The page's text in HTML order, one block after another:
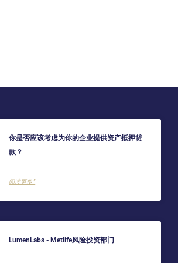
你是否应该考虑为你的企业提供资产抵押贷
款？
阅读更多 "
LumenLabs - Metlife风险投资部门